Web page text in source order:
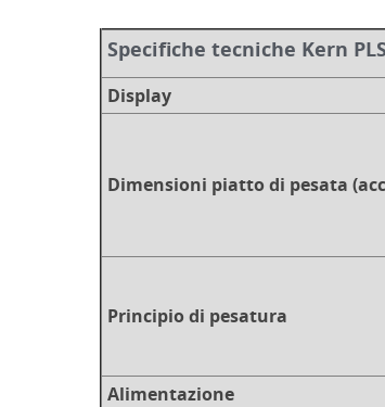
Specifiche tecniche Kern
Display
Dimensioni piatto di pesata
Principio di pesatura
Alimentazione